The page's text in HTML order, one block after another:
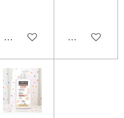
Désactivé Désactivé